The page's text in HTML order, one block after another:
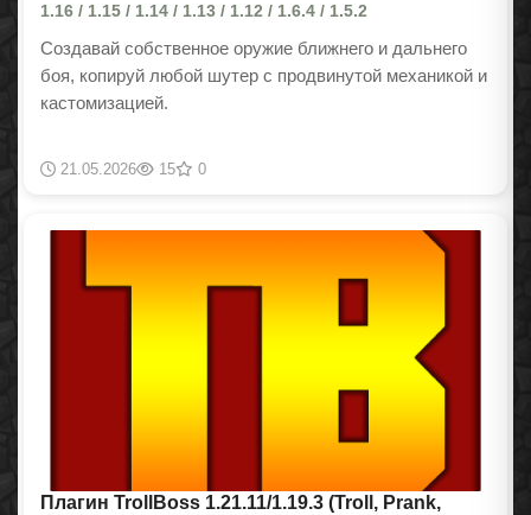
1.16 / 1.15 / 1.14 / 1.13 / 1.12 / 1.6.4 / 1.5.2
Создавай собственное оружие ближнего и дальнего
боя, копируй любой шутер с продвинутой механикой и
кастомизацией.
21.05.2026 15 0
Плагин TrollBoss 1.21.11/1.19.3 (Troll, Prank,